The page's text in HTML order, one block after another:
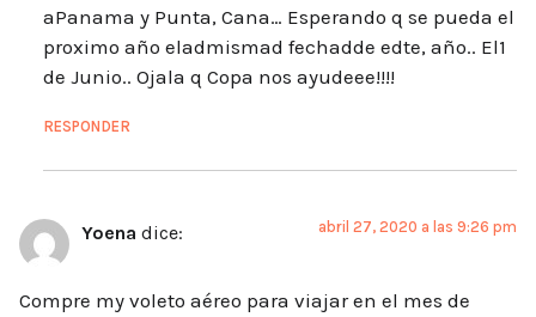
aPanama y Punta, Cana… Esperando q se pueda el
proximo año eladmismad fechadde edte, año.. El1
de Junio.. Ojala q Copa nos ayudeee!!!!
RESPONDER
Yoena dice: abril 27, 2020 a las 9:26 pm
Compre my voleto aéreo para viajar en el mes de